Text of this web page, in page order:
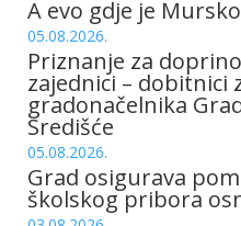
A evo gdje je
05.08.2026.
Priznanje za
zajednici – dobitnici
gradonačelnika
Središće
05.08.2026.
Grad osigurava
školskog pribora